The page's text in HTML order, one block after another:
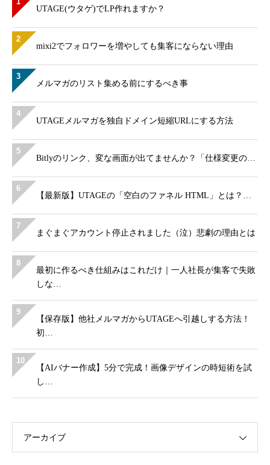
UTAGE(ウタゲ)でLP作れますか？
2
mixi2でフォロワーを増やしても集客にならない理由
3
メルマガのリスト集める前にするべき事
4
UTAGEメルマガを独自ドメイン短縮URLにする方法
5
Bitlyのリンク、変な画面が出てませんか？「仕様変更の…
6
【最新版】UTAGEの「空白のファネル HTML」とは？…
7
まぐまぐアカウント停止されました（泣）悲劇の理由とは
8
最初に作るべき仕組みはこれだけ｜一人社長が集客で失敗
しな…
9
【保存版】他社メルマガからUTAGEへ引越しする方法！
初…
10
【AIバナー作成】5分で完成！画像デザインの時短術を試
し…
アーカイブ